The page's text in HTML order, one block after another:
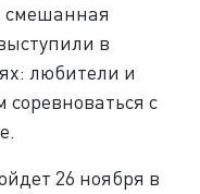
смешанная
в
любители и
с
26 ноября в